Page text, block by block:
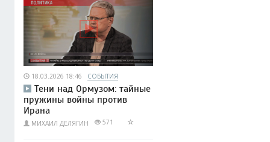
18.03.2026 18:46 СОБЫТИЯ
Тени над Ормузом: тайные
пружины войны против
Ирана
МИХАИЛ ДЕЛЯГИН 571